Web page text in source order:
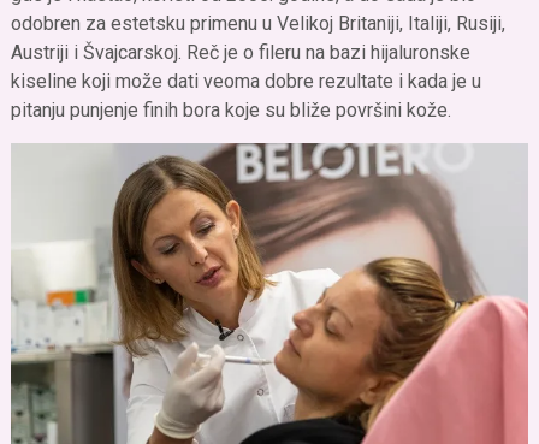
odobren za estetsku primenu u Velikoj Britaniji, Italiji, Rusiji,
Austriji i Švajcarskoj. Reč je o fileru na bazi hijaluronske
kiseline koji može dati veoma dobre rezultate i kada je u
pitanju punjenje finih bora koje su bliže površini kože.